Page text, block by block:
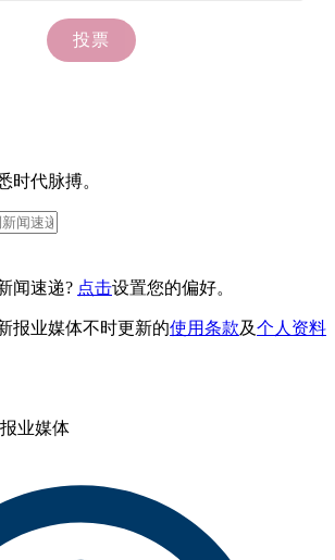
时代脉搏。
闻速递? 点击设置您的偏好。
报业媒体不时更新的使用条款及个人资料
业媒体